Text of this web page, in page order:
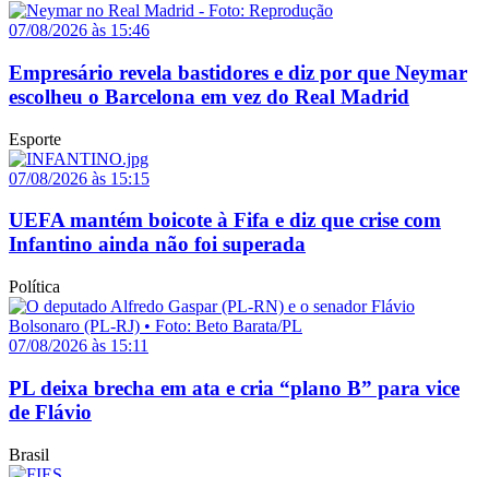
07/08/2026 às 15:46
Empresário revela bastidores e diz por que Neymar
escolheu o Barcelona em vez do Real Madrid
Esporte
07/08/2026 às 15:15
UEFA mantém boicote à Fifa e diz que crise com
Infantino ainda não foi superada
Política
07/08/2026 às 15:11
PL deixa brecha em ata e cria “plano B” para vice
de Flávio
Brasil